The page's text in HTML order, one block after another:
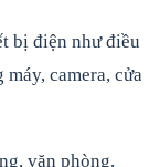
bị điện như điều
camera, cửa
văn phòng,